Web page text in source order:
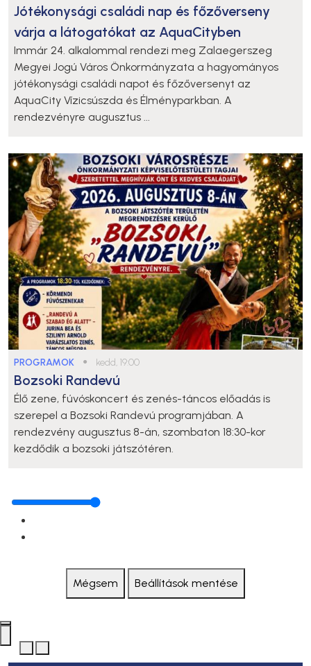
Jótékonysági családi nap és főzőverseny
várja a látogatókat az AquaCityben
Immár 24. alkalommal rendezi meg Zalaegerszeg
Megyei Jogú Város Önkormányzata a hagyományos
jótékonysági családi napot és főzőversenyt az
AquaCity Vízicsúszda és Élményparkban. A
rendezvényre augusztus ...
PROGRAMOK ● kedd, 19:00
Bozsoki Randevú
Élő zene, fúvóskoncert és zenés-táncos előadás is
szerepel a Bozsoki Randevú programjában. A
rendezvény augusztus 8-án, szombaton 18:30-kor
kezdődik a bozsoki játszótéren.
Mégsem Beállítások mentése